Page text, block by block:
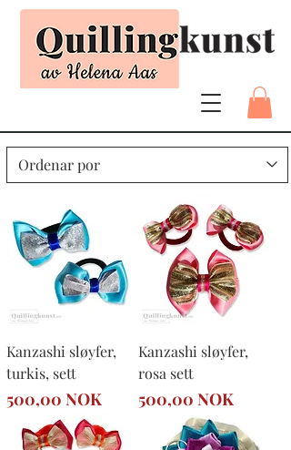
Kanzashi sløyfer,
turkis, sett
Precio
500,00 NOK
Kanzashi sløyfer,
rosa sett
Precio
500,00 NOK